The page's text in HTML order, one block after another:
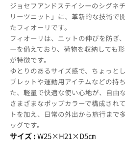
ジョセフアンドステイシーのシグネ
リーツニット」に、革新的な技術で
たフィオーリです。
フィオーリは、ニットの伸びを防ぎ
ーを備えており、荷物を収納しても
が特徴です。
ゆとりのあるサイズ感で、ちょっと
ブレットや運動用アイテムなどの持
た、軽量で快適な使い心地が、自由
さまざまなポップカラーで構成され
トを加え、日常の外出から旅行まで
ッグです。
サイズ :W25×H21×D5㎝